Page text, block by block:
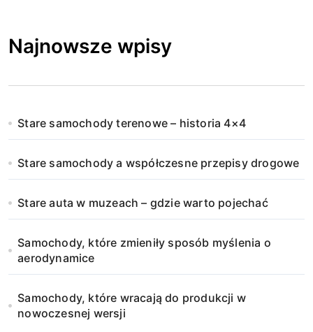
Najnowsze wpisy
Stare samochody terenowe – historia 4×4
Stare samochody a współczesne przepisy drogowe
Stare auta w muzeach – gdzie warto pojechać
Samochody, które zmieniły sposób myślenia o
aerodynamice
Samochody, które wracają do produkcji w
nowoczesnej wersji